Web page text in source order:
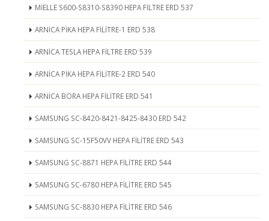
MİELLE S600-S8310-S8390 HEPA FİLTRE ERD 537
ARNİCA PİKA HEPA FİLİTRE-1 ERD 538
ARNİCA TESLA HEPA FİLTRE ERD 539
ARNİCA PİKA HEPA FİLİTRE-2 ERD 540
ARNİCA BORA HEPA FİLİTRE ERD 541
SAMSUNG SC-8420-8421-8425-8430 ERD 542
SAMSUNG SC-15F50VV HEPA FİLİTRE ERD 543
SAMSUNG SC-8871 HEPA FİLİTRE ERD 544
SAMSUNG SC-6780 HEPA FİLİTRE ERD 545
SAMSUNG SC-8830 HEPA FİLİTRE ERD 546